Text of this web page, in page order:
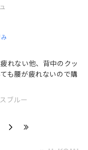
れない他、背中のクッ
も腰が疲れないので購
ブルー